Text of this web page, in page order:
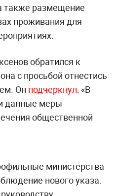
также размещение
проживания для
обратился к
с просьбой отнестись
Он подчеркнул: «В
данные меры
общественной
министерства
нового указа.